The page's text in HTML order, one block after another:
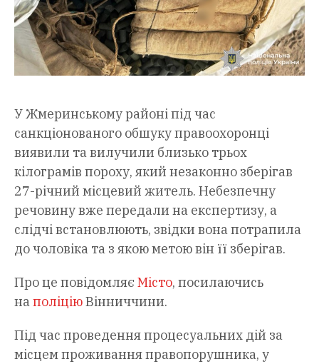
У Жмеринському районі під час
санкціонованого обшуку правоохоронці
виявили та вилучили близько трьох
кілограмів пороху, який незаконно зберігав
27-річний місцевий житель. Небезпечну
речовину вже передали на експертизу, а
слідчі встановлюють, звідки вона потрапила
до чоловіка та з якою метою він її зберігав.
Про це повідомляє Місто, посилаючись
наполіціюВінниччини.
Під час проведення процесуальних дій за
місцем проживання правопорушника, у